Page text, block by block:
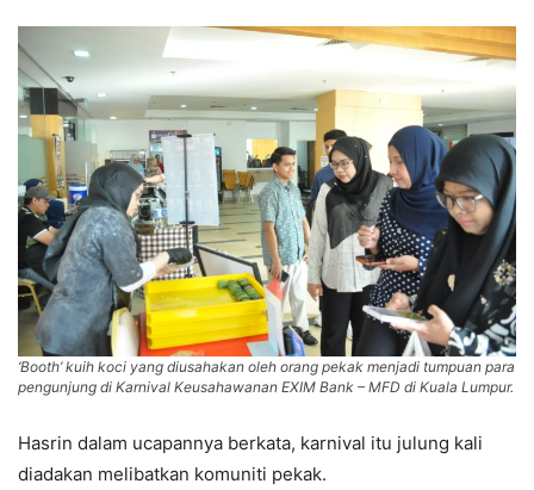
‘Booth’ kuih koci yang diusahakan oleh orang pekak menjadi tumpuan para
pengunjung di Karnival Keusahawanan EXIM Bank – MFD di Kuala Lumpur.
Hasrin dalam ucapannya berkata, karnival itu julung kali
diadakan melibatkan komuniti pekak.